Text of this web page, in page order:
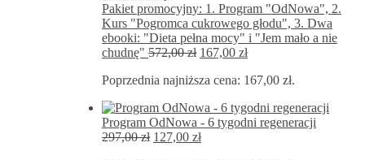
Pakiet promocyjny: 1. Program "OdNowa", 2.
Kurs "Pogromca cukrowego głodu", 3. Dwa
ebooki: "Dieta pełna mocy" i "Jem mało a nie
chudnę" 572,00zł Pierwotna
wynosiła:
167,00 złAktualna
wynosi:
Poprzednia najniższa cena: 167,00 zł.
Program OdNowa - 6 tygodni regeneracji
297,00zł Pierwotna
127,00 złAktualna